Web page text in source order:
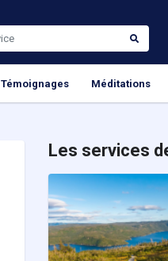
Témoignages Méditations
Les services